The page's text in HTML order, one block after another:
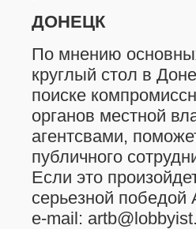
ДОНЕЦК
По мнению
круглый стол в
поиске
органов местной
агентсвами,
публичного
Если это
серьезной победой
e-mail: